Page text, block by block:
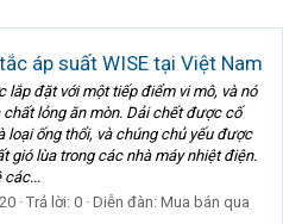
áp suất WISE tại Việt Nam
lắp đặt với một tiếp điểm vi mô, và nó
lỏng ăn mòn. Dải chết được cố
loại ống thổi, và chúng chủ yếu được
gió lùa trong các nhà máy nhiệt điện.
các...
Trả lời: 0 Diễn đàn: Mua bán qua